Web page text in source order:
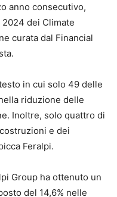
anno consecutivo,
2024 dei Climate
curata dal Financial
in cui solo 49 delle
riduzione delle
Inoltre, solo quattro di
e dei
Feralpi.
Group ha ottenuto un
del 14,6% nelle